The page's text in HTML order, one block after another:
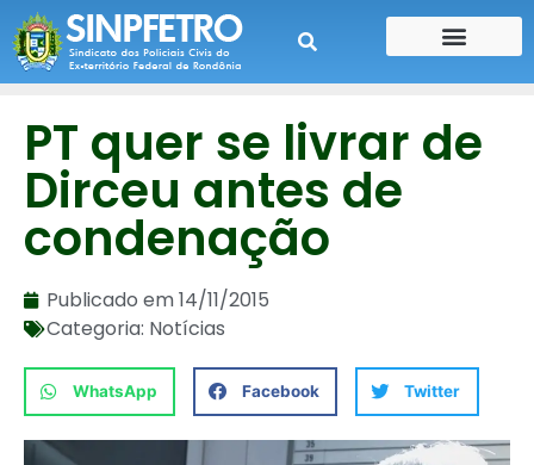
PT quer se livrar de
Dirceu antes de
condenação
Publicado em14/11/2015
Categoria: Notícias
WhatsApp Facebook Twitter